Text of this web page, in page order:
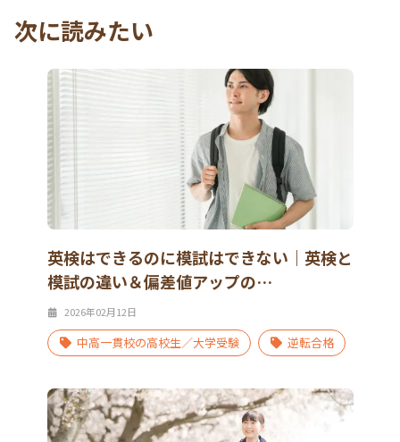
次に読みたい
英検はできるのに模試はできない｜英検と
模試の違い＆偏差値アップの…
2026年02月12日
中高一貫校の高校生／大学受験 逆転合格